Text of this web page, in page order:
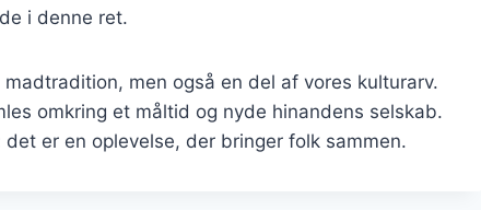
i denne ret.
men også en del af vores kulturarv.
omkring et måltid og nyde hinandens selskab.
er en oplevelse, der bringer folk sammen.